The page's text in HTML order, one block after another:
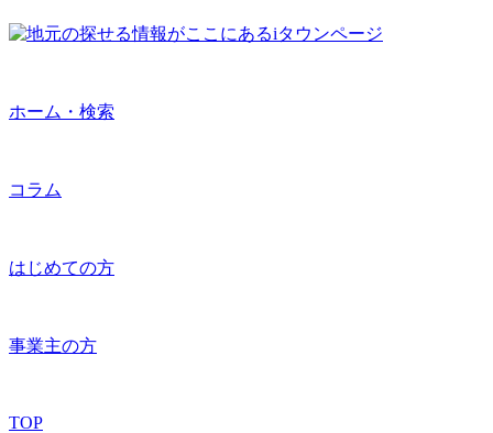
ホーム・検索
コラム
はじめての方
事業主の方
TOP